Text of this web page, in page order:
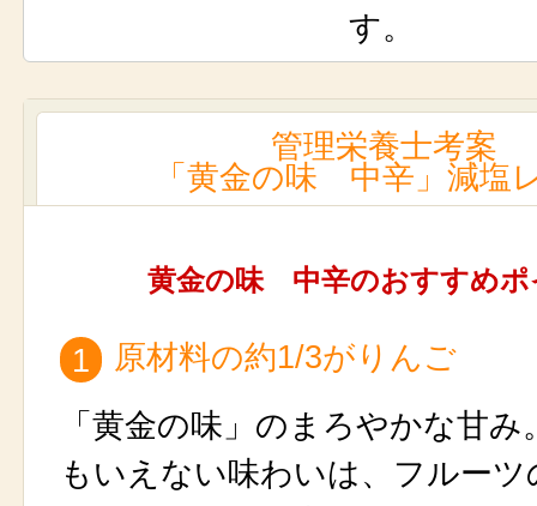
す。
管理栄養士考案
「黄金の味 中辛」減塩
黄金の味 中辛のおすすめポ
1
原材料の約1/3がりんご
「黄金の味」のまろやかな甘
もいえない味わいは、フルー